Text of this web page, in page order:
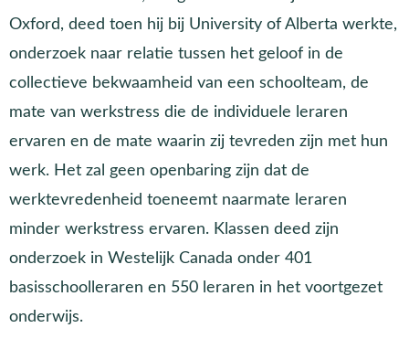
Oxford, deed toen hij bij University of Alberta werkte,
onderzoek naar relatie tussen het geloof in de
collectieve bekwaamheid van een schoolteam, de
mate van werkstress die de individuele leraren
ervaren en de mate waarin zij tevreden zijn met hun
werk. Het zal geen openbaring zijn dat de
werktevredenheid toeneemt naarmate leraren
minder werkstress ervaren. Klassen deed zijn
onderzoek in Westelijk Canada onder 401
basisschoolleraren en 550 leraren in het voortgezet
onderwijs.